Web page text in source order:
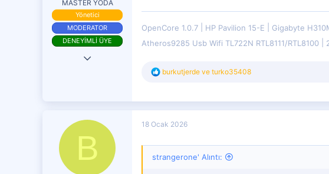
MASTER YODA
Yönetici
MODERATOR
DENEYİMLİ ÜYE
9 Haz 2017
OpenCore 1.0.7 HP Pavilion 15-E Gigabyte
Atheros9285 Usb Wifi TL722N RTL8111/RTL8100
T
k
i
e
:
burkutjerde ve turko35408
B
18 Ocak 2026
strangerone' Alıntı: